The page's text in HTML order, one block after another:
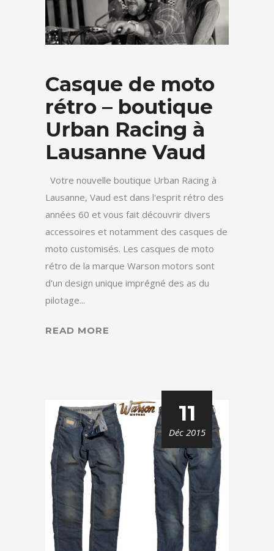
Casque de moto
rétro – boutique
Urban Racing à
Lausanne Vaud
Votre nouvelle boutique Urban Racing à
Lausanne, Vaud est dans l'esprit rétro des
années 60 et vous fait découvrir divers
accessoires et notamment des casques de
moto customisés. Les casques de moto
rétro de la marque Warson motors sont
d'un design unique imprégné des as du
pilotage...
READ MORE
11
Déc 2015